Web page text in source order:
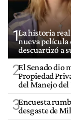
1La historia
nueva película
descuartizó a
2El Senado dio
Propiedad
del Manejo del
3Encuesta
desgaste de